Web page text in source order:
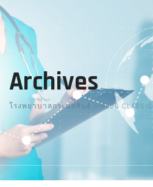
Archives
โรงพยาบาลกระแสสินธุ์ > BLOG CLASSIC